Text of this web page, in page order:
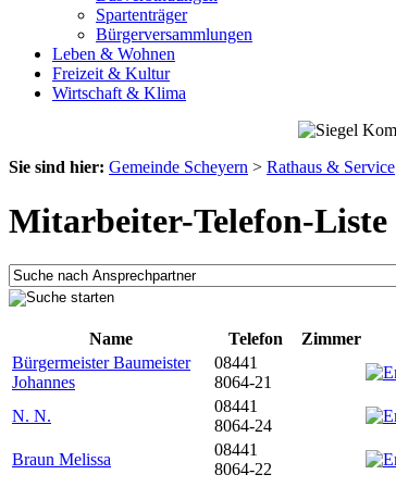
Spartenträger
Bürgerversammlungen
Leben & Wohnen
Freizeit & Kultur
Wirtschaft & Klima
Sie sind hier: Gemeinde Scheyern > Rathaus & Service
Mitarbeiter-Telefon-Liste
Name
Telefon Zimmer
Bürgermeister Baumeister
Johannes
08441
8064-21
N. N.
08441
8064-24
Braun Melissa
08441
8064-22